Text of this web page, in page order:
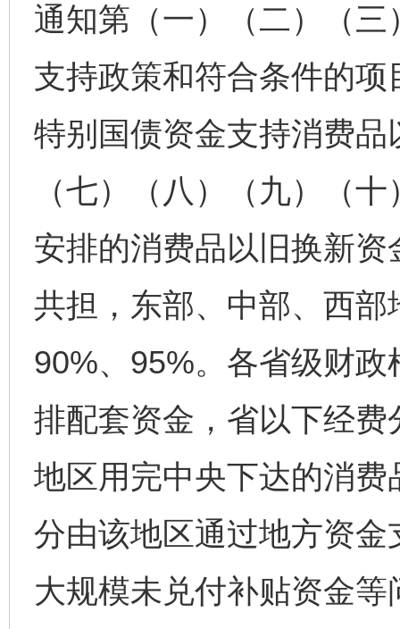
通知第（一）（二）（
支持政策和符合条件的
特别国债资金支持消费
（七）（八）（九）（
安排的消费品以旧换新
共担，东部、中部、西
90%、95%。各省级财
排配套资金，省以下经
地区用完中央下达的消
分由该地区通过地方资
大规模未兑付补贴资金